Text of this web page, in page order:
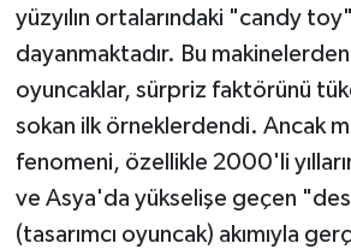
yüzyılın ortalarındaki "candy
dayanmaktadır. Bu makinelerden
oyuncaklar, sürpriz faktörünü
sokan ilk örneklerdendi. Ancak
fenomeni, özellikle 2000'li
ve Asya'da yükselişe geçen
(tasarımcı oyuncak) akımıyla